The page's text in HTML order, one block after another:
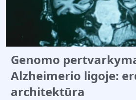
Genomo
Alzheimerio ligoje:
architektūra